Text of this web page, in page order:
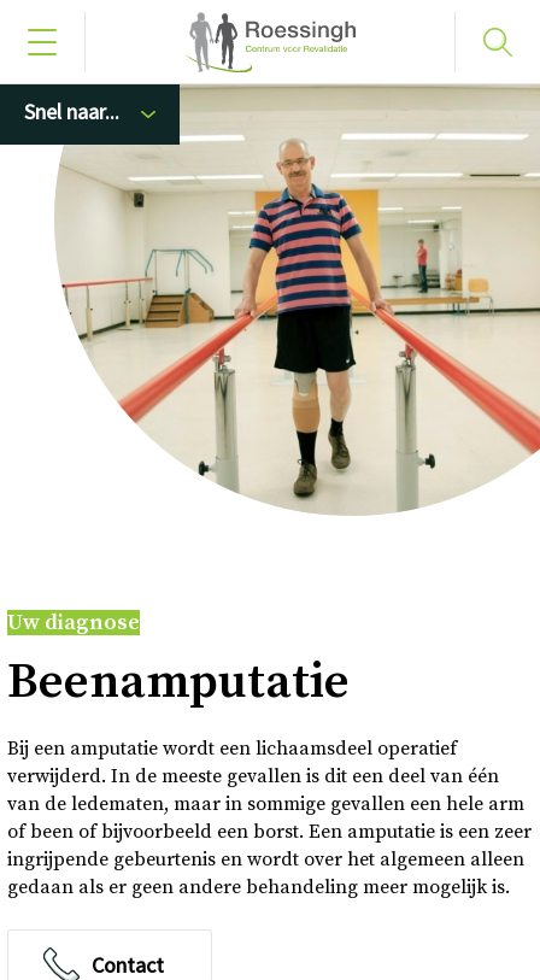
Bel naar 053 487 58 75
Inloggen
Home
Uw diagnose
Uw behandeling
Contact en bezoek
Deutsch
Donkere modus
Snel naar...
Uw diagnose
Been­am­pu­ta­tie
Bij een amputatie wordt een lichaamsdeel operatief
verwijderd. In de meeste gevallen is dit een deel van één
van de ledematen, maar in sommige gevallen een hele arm
of been of bijvoorbeeld een borst. Een amputatie is een zeer
ingrijpende gebeurtenis en wordt over het algemeen alleen
gedaan als er geen andere behandeling meer mogelijk is.
Contact